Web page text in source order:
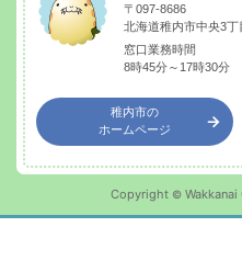
〒097-8686
北海道稚内市中央3丁
窓口業務時間
8時45分～17時30分
稚内市の
ホームページ
Copyright ©Wakkanai